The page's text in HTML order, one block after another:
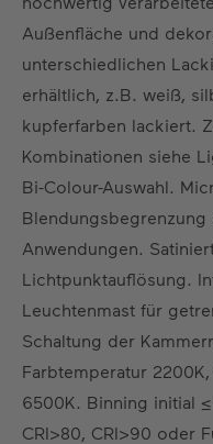
DE EN ES FR
Außenfläche und
unterschiedlichen
erhältlich, z.B. weiß,
kupferfarben lackiert.
Kombinationen siehe
Bi-Colour-Auswahl.
Anwendungen.
Lichtpunktauflösung.
Leuchtenmast für
Schaltung der
Farbtemperatur
6500K. Binning initial
CRI>80, CRI>90 oder